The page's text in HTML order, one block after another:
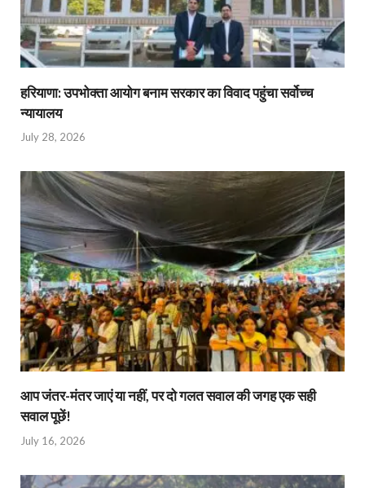
हरियाणा: उपभोक्ता आयोग बनाम सरकार का विवाद पहुंचा सर्वोच्च
न्यायालय
July 28, 2026
आप जंतर-मंतर जाएं या नहीं, पर दो गलत सवाल की जगह एक सही
सवाल पूछें!
July 16, 2026